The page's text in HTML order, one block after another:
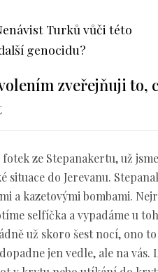
Turků vůči této
genocidu?
zveřejňuji to,
ze Stepanakertu, už
do Jerevanu.
a kazetovými bombami.
selfíčka a vypadáme u
už skoro šest nocí, ono
jen vedle, ale na